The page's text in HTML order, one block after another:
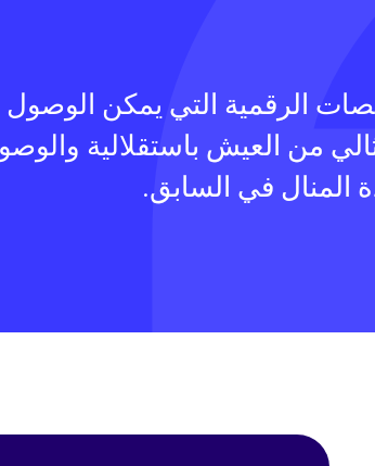
الرقمية التي يمكن الوصول
من العيش باستقلالية
المنال في السابق.